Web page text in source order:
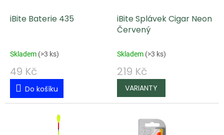
d
u
k
t
iBite Baterie 435
Skladem (>3 ks)
49 Kč
Do košíku
iBite Splávek Cigar Neon
Červený
Skladem (>3 ks)
219 Kč